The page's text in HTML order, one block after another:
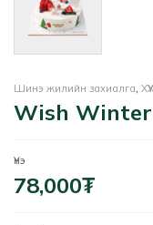
Шинэ жилийн захиалга,
Wish Winter
Үнэ
78,000₮